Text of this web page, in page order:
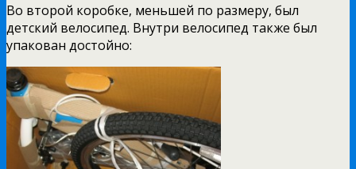
Во второй коробке, меньшей по размеру, был
детский велосипед. Внутри велосипед также был
упакован достойно: